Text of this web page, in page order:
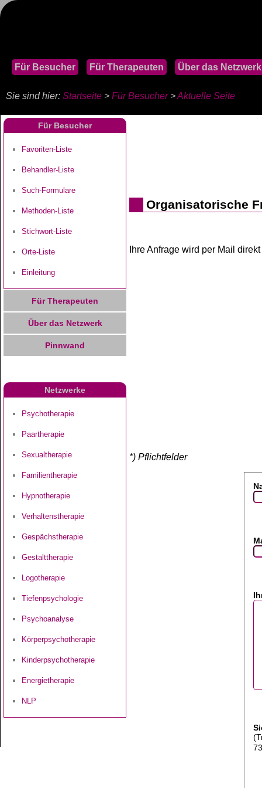
Für Besucher Für Therapeuten Über das Netzwerk
Sie sind hier: Startseite > Für Besucher>Aktuelle Seite
Für Besucher
Favoriten-Liste
Behandler-Liste
Such-Formulare
Methoden-Liste
Stichwort-Liste
Orte-Liste
Einleitung
Für Therapeuten
Über das Netzwerk
Pinnwand
Netzwerke
Psychotherapie
Paartherapie
Sexualtherapie
Familientherapie
Hypnotherapie
Verhaltenstherapie
Gespächstherapie
Gestalttherapie
Logotherapie
Tiefenpsychologie
Psychoanalyse
Körperpsychotherapie
Kinderpsychotherapie
Energietherapie
NLP
Organisatorische
Ihre Anfrage wird per Mail
*) Pflichtfelder